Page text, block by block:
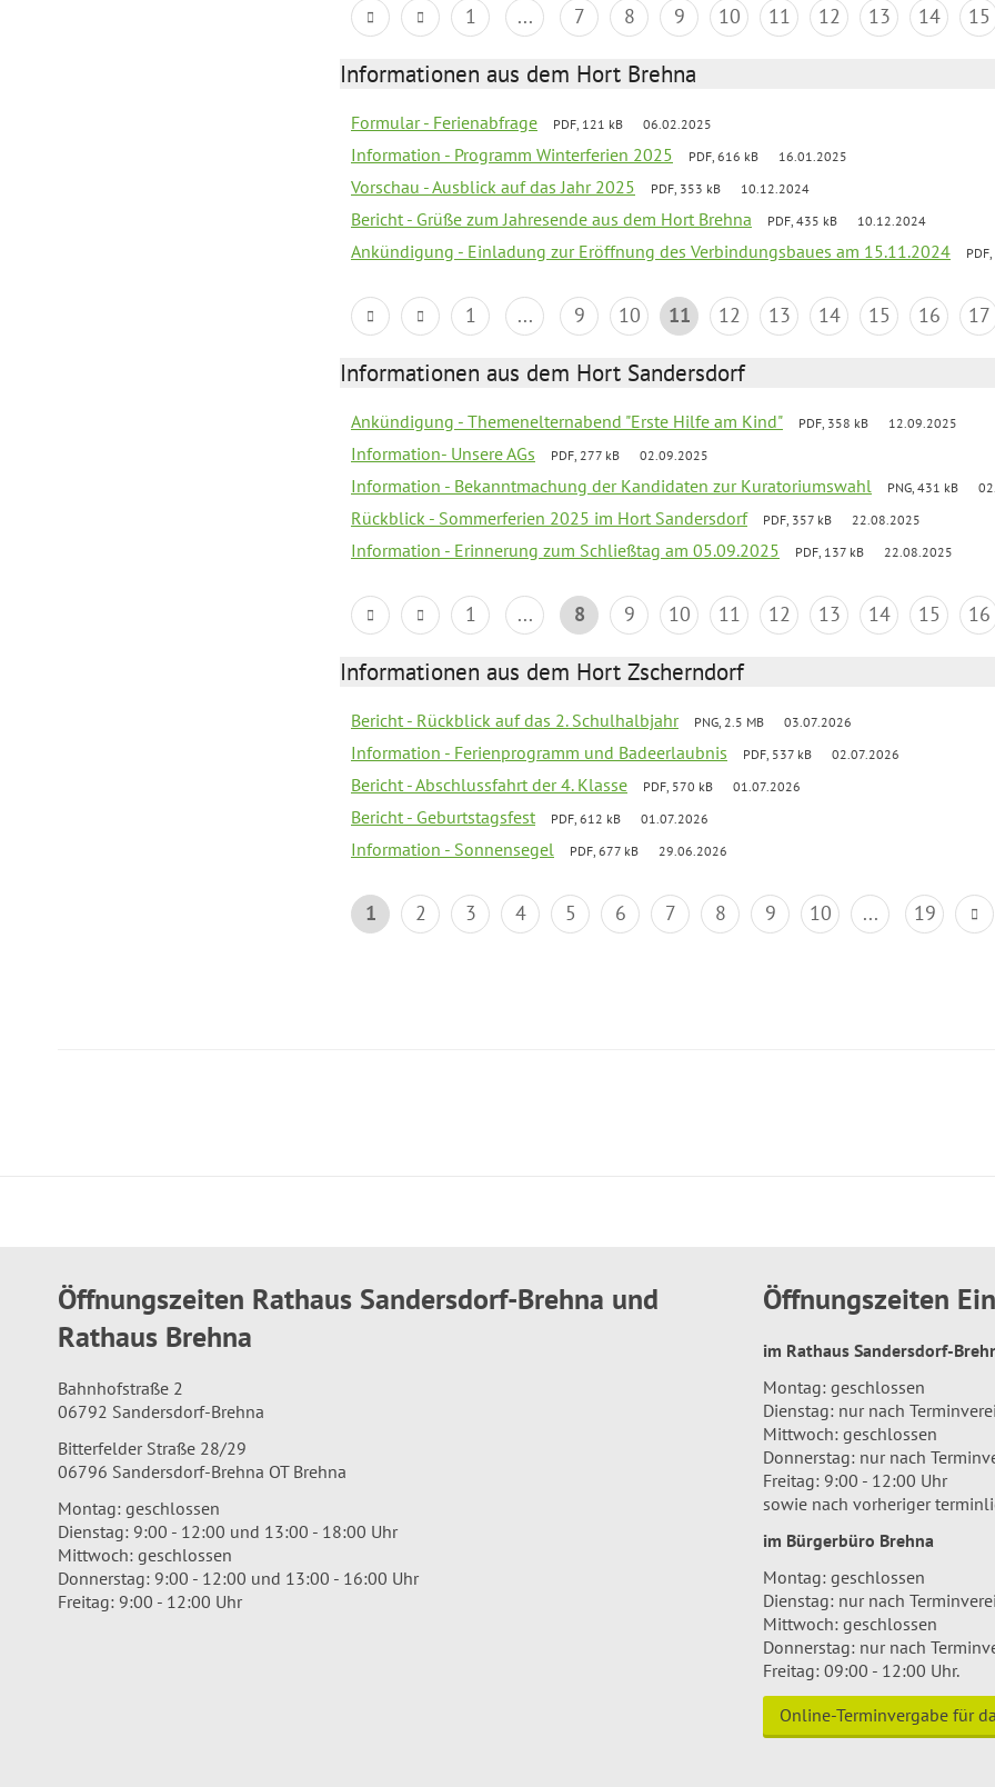
1 ... 7 8 9 10 11 12 13 14 15
Informationen aus dem Hort Brehna
Formular - Ferienabfrage PDF, 121 kB 06.02.2025
Information - Programm Winterferien 2025 PDF, 616 kB 16.01.2025
Vorschau - Ausblick auf das Jahr 2025 PDF, 353 kB 10.12.2024
Bericht - Grüße zum Jahresende aus dem Hort Brehna PDF, 435 kB 10.12.2024
Ankündigung - Einladung zur Eröffnung des Verbindungsbaues am 15.11.2024
1 ... 9 10 11 12 13 14 15 16 17
Informationen aus dem Hort Sandersdorf
Ankündigung - Themenelternabend "Erste Hilfe am Kind" PDF, 358 kB 12.09.2025
Information- Unsere AGs PDF, 277 kB 02.09.2025
Information - Bekanntmachung der Kandidaten zur Kuratoriumswahl PNG, 431 kB
Rückblick - Sommerferien 2025 im Hort Sandersdorf PDF, 357 kB 22.08.2025
Information - Erinnerung zum Schließtag am 05.09.2025 PDF, 137 kB 22.08.2025
1 ... 8 9 10 11 12 13 14 15 16
Informationen aus dem Hort Zscherndorf
Bericht - Rückblick auf das 2. Schulhalbjahr PNG, 2.5 MB 03.07.2026
Information - Ferienprogramm und Badeerlaubnis PDF, 537 kB 02.07.2026
Bericht - Abschlussfahrt der 4. Klasse PDF, 570 kB 01.07.2026
Bericht - Geburtstagsfest PDF, 612 kB 01.07.2026
Information - Sonnensegel PDF, 677 kB 29.06.2026
1 2 3 4 5 6 7 8 9 10 ... 19
Öffnungszeiten Rathaus Sandersdorf-Brehna und
Rathaus Brehna
Bahnhofstraße 2
06792 Sandersdorf-Brehna
Bitterfelder Straße 28/29
06796 Sandersdorf-Brehna OT Brehna
Montag: geschlossen
Dienstag: 9:00 - 12:00 und 13:00 - 18:00 Uhr
Mittwoch: geschlossen
Donnerstag: 9:00 - 12:00 und 13:00 - 16:00 Uhr
Freitag: 9:00 - 12:00 Uhr
Öffnungszeiten
im Rathaus Sandersdorf-
Montag: geschlossen
Dienstag: nur nach
Mittwoch: geschlossen
Donnerstag: nur nach
Freitag: 9:00 - 12:00 Uhr
sowie nach vorheriger
im Bürgerbüro Brehna
Montag: geschlossen
Dienstag: nur nach
Mittwoch: geschlossen
Donnerstag: nur nach
Freitag: 09:00 - 12:00 Uhr.
Online-Terminvergabe für